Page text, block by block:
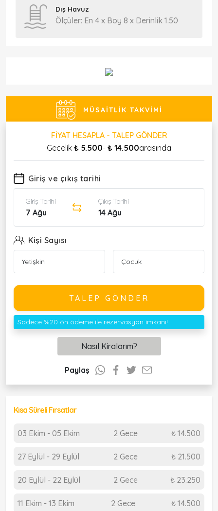
Dış Havuz
Ölçüler: En 4 x Boy 8 x Derinlik 1.50
MÜSAITLIK TAKVIMI
FIYAT HESAPLA - TALEP GÖNDER
Gecelik ₺ 5.500- ₺ 14.500arasında
Giriş ve çıkış tarihi
Giriş Tarihi
7 Ağu
Çıkış Tarihi
14 Ağu
Kişi Sayısı
TALEP GÖNDER
Sadece %20 ön ödeme ile rezervasyon imkanı!
Nasıl Kiralarım?
Paylaş
Kısa Süreli Fırsatlar
03 Ekim - 05 Ekim 2 Gece ₺ 14.500
27 Eylül - 29 Eylül 2 Gece ₺ 21.500
20 Eylül - 22 Eylül 2 Gece ₺ 23.250
11 Ekim - 13 Ekim 2 Gece ₺ 14.500